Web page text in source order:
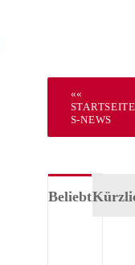
««
STARTSEITE
S-NEWS
Beliebt